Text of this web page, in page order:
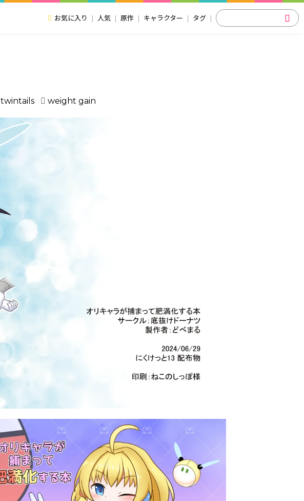
お気に入り 人気 原作 キャラクター タグ
twintails weight gain